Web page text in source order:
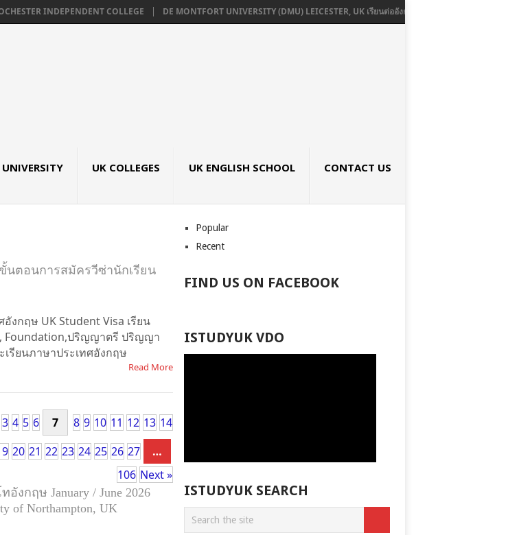
INDEPENDENT COLLEGE DE MONTFORT UNIVERSITY (DMU) LEICESTER, UK เรียนต่ออังกฤษ SEPTEMBER 2026
UK COLLEGES UK ENGLISH SCHOOL CONTACT US
ขั้นตอนการสมัครวีซ่านักเรียน
อังกฤษ UK Student Visa เรียน
Foundation,ปริญญาตรี ปริญญา
รียนภาษาประเทศอังกฤษ
Read More
3 4 5 6 7 8 9 10 11 12 13 14
20 21 22 23 24 25 26 27
…
106 Next »
งกฤษ January / June 2026
of Northampton, UK
Popular
Recent
FIND US ON FACEBOOK
ISTUDYUK VDO
ISTUDYUK SEARCH